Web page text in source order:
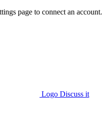
page to connect an account.
Logo Discuss it